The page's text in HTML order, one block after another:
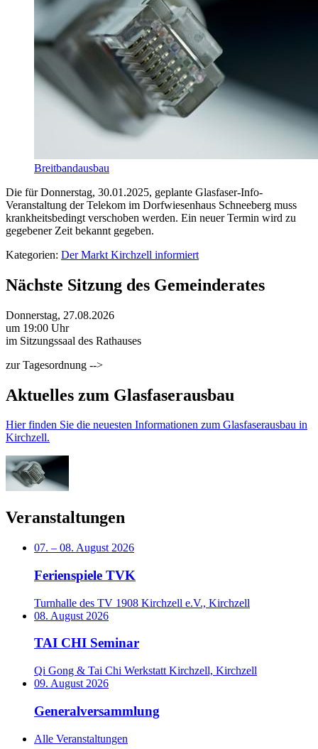
Breitbandausbau
Die für Donnerstag, 30.01.2025, geplante Glasfaser-Info-
Veranstaltung der Telekom im Dorfwiesenhaus Schneeberg muss
krankheitsbedingt verschoben werden. Ein neuer Termin wird zu
gegebener Zeit bekannt gegeben.
Kategorien: Der Markt Kirchzell informiert
Nächste Sitzung des Gemeinderates
Donnerstag, 27.08.2026
um 19:00 Uhr
im Sitzungssaal des Rathauses
zur Tagesordnung -->
Aktuelles zum Glasfaserausbau
Hier finden Sie die neuesten Informationen zum Glasfaserausbau in
Kirchzell.
Veranstaltungen
07. – 08. August 2026
Ferienspiele TVK
Turnhalle des TV 1908 Kirchzell e.V., Kirchzell
08. August 2026
TAI CHI Seminar
Qi Gong & Tai Chi Werkstatt Kirchzell, Kirchzell
09. August 2026
Generalversammlung
Alle Veranstaltungen